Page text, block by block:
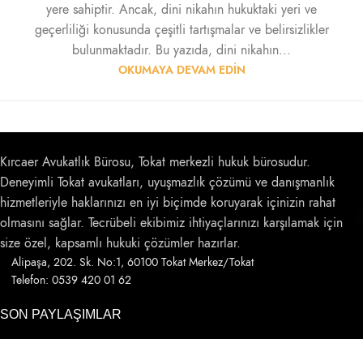
yere sahiptir. Ancak, dini nikahın hukuktaki yeri ve
geçerliliği konusunda çeşitli tartışmalar ve belirsizlikler
bulunmaktadır. Bu yazıda, dini nikahın...
OKUMAYA DEVAM EDIN
Kırcaer Avukatlık Bürosu, Tokat merkezli hukuk bürosudur.
Deneyimli Tokat avukatları, uyuşmazlık çözümü ve danışmanlık
hizmetleriyle haklarınızı en iyi biçimde koruyarak içinizin rahat
olmasını sağlar. Tecrübeli ekibimiz ihtiyaçlarınızı karşılamak için
size özel, kapsamlı hukuki çözümler hazırlar.
Alipaşa, 202. Sk. No:1, 60100 Tokat Merkez/Tokat
Telefon: 0539 420 01 62
SON PAYLAŞIMLAR